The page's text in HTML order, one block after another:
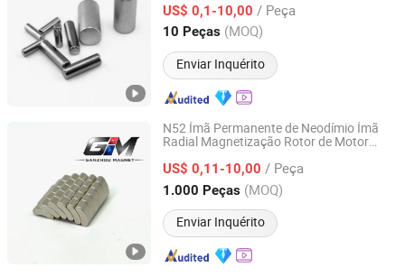
US$ 0,1-10,00 / Peça
10 Peças (MOQ)
Enviar Inquérito
Zhejiang, China Desde 2013
N52 Ímã Permanente de Neodímio Ímã
Radial Magnetização Rotor de Motor
US$ 0,11-10,00 / Peça
1.000 Peças (MOQ)
Enviar Inquérito
Jiangxi Jilong Metal Materials Co.,Ltd.
Jiangxi, China Desde 2026